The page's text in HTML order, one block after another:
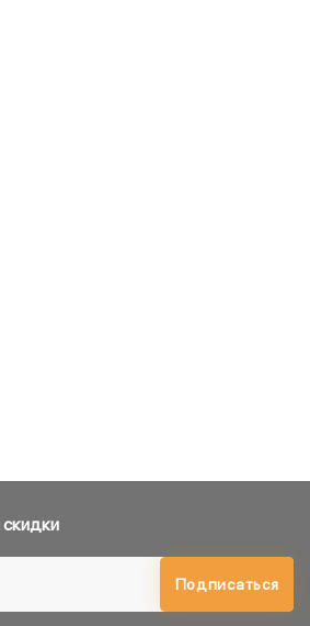
Подписаться